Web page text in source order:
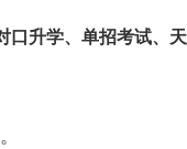
口升学、单招考试、天